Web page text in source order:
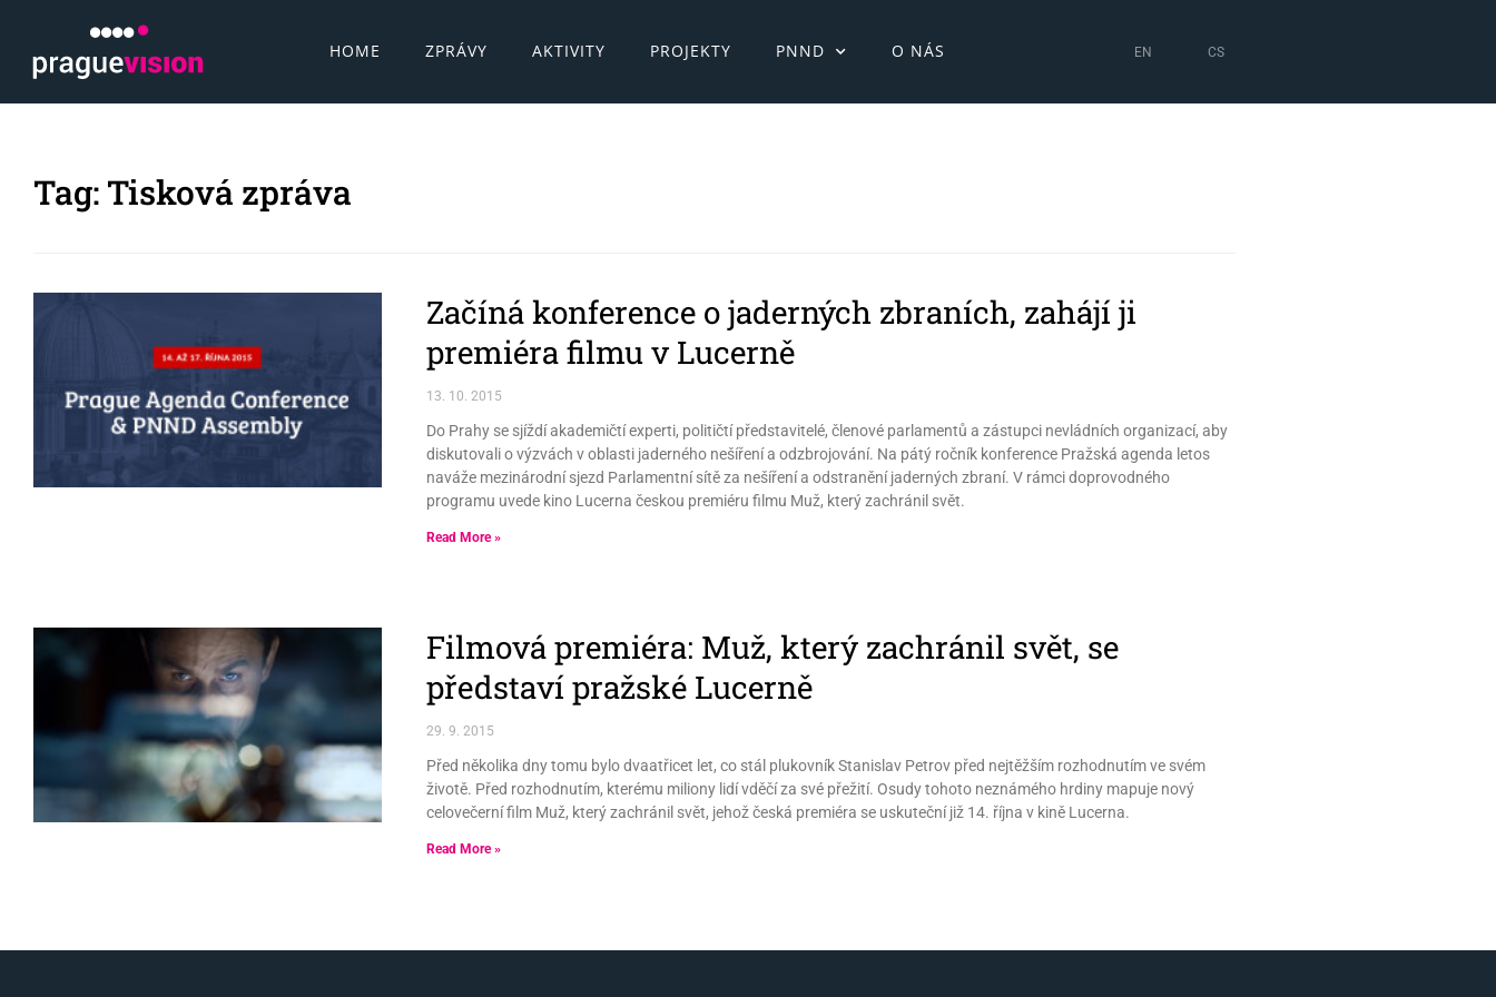
HOME ZPRÁVY AKTIVITY PROJEKTY PNND O NÁS EN CS
Tag: Tisková zpráva
Začíná konference o jaderných zbraních, zahájí ji
premiéra filmu v Lucerně
13. 10. 2015
Do Prahy se sjíždí akademičtí experti, političtí představitelé, členové parlamentů a zástupci nevládních organizací, aby
diskutovali o výzvách v oblasti jaderného nešíření a odzbrojování. Na pátý ročník konference Pražská agenda letos
naváže mezinárodní sjezd Parlamentní sítě za nešíření a odstranění jaderných zbraní. V rámci doprovodného
programu uvede kino Lucerna českou premiéru filmu Muž, který zachránil svět.
Read More »
Filmová premiéra: Muž, který zachránil svět, se
představí pražské Lucerně
29. 9. 2015
Před několika dny tomu bylo dvaatřicet let, co stál plukovník Stanislav Petrov před nejtěžším rozhodnutím ve svém
životě. Před rozhodnutím, kterému miliony lidí vděčí za své přežití. Osudy tohoto neznámého hrdiny mapuje nový
celovečerní film Muž, který zachránil svět, jehož česká premiéra se uskuteční již 14. října v kině Lucerna.
Read More »